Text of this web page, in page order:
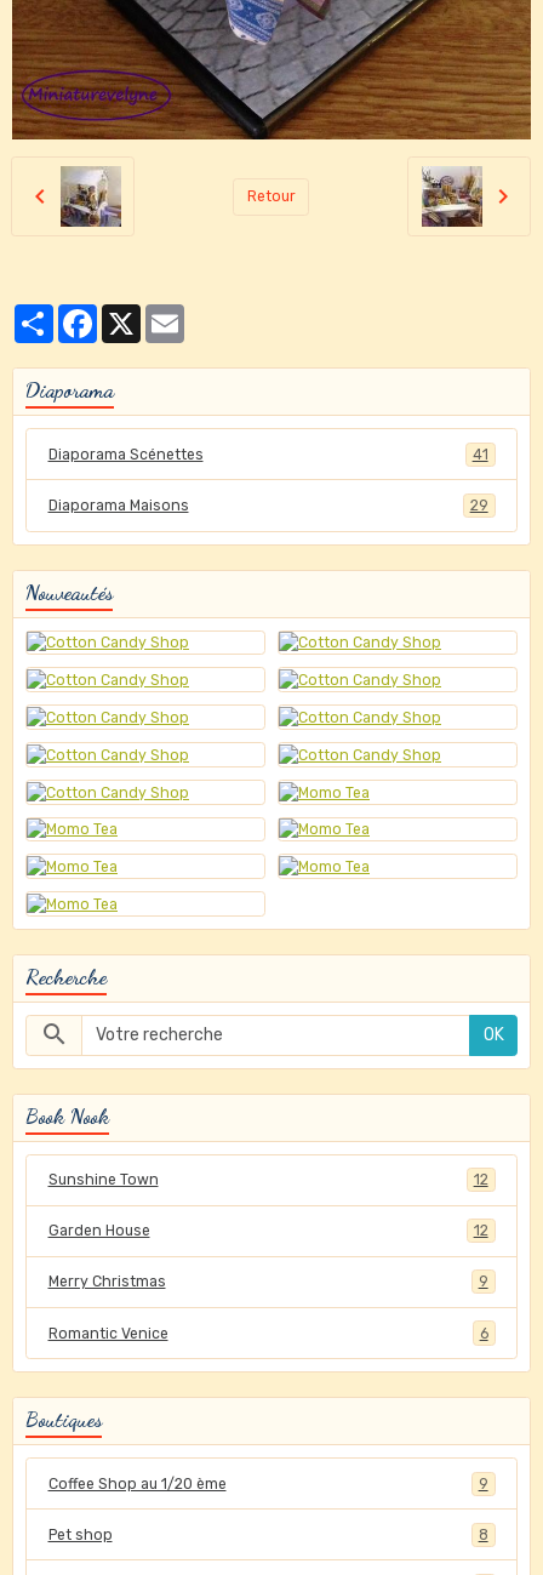
Retour
PartagerFacebook
Diaporama
Diaporama Scénettes 41
Diaporama Maisons 29
Nouveautés
Recherche
OK
Book Nook
Sunshine Town 12
Garden House 12
Merry Christmas 9
Romantic Venice 6
Boutiques
Coffee Shop au 1/20 ème 9
Pet shop 8